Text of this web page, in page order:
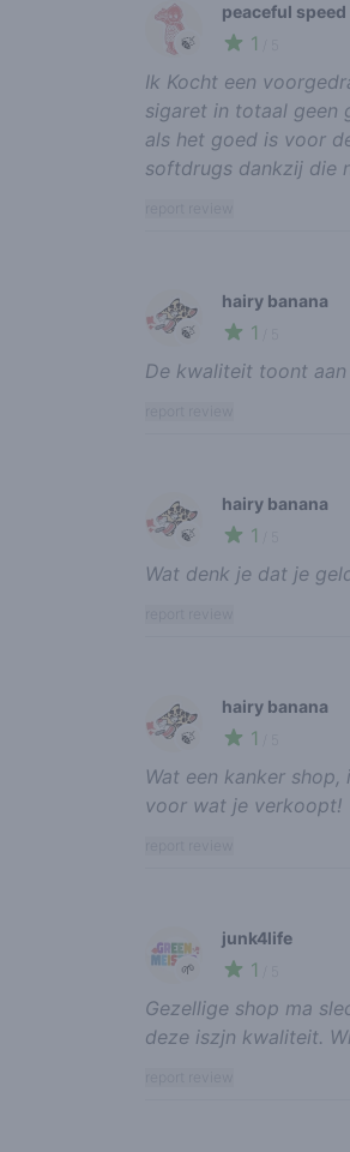
🍃
peaceful speed
1
Ik Kocht een
sigaret in totaal geen
als het goed is voor
softdrugs dankzij die
🍃
hairy banana
1
De kwaliteit toont
🍃
hairy banana
1
Wat denk je dat je
🍃
hairy banana
1
Wat een kanker
voor wat je verkoopt!
🌱
junk4life
1
Gezellige shop ma
deze iszjn kwaliteit.